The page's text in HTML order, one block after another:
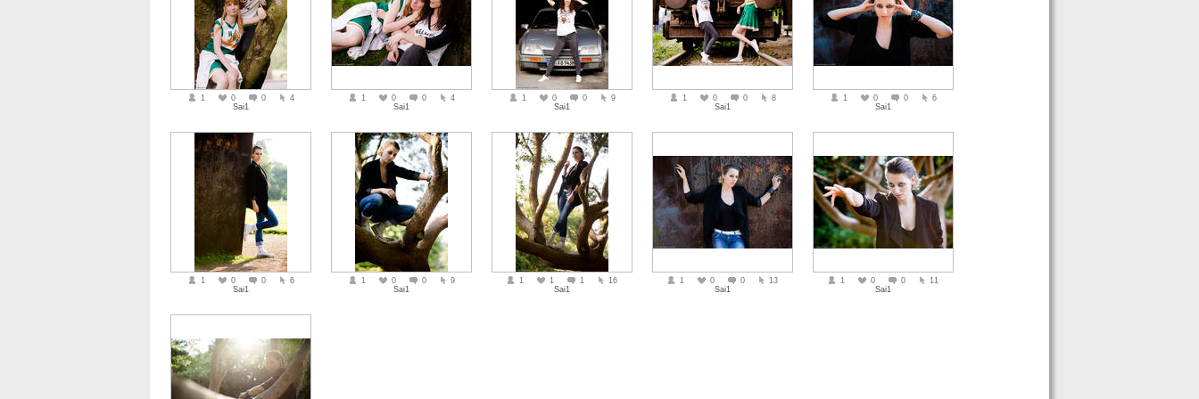
1 0 0
4
Sai1
1 0 0
4
Sai1
1 0 0
9
Sai1
1 0 0
8
Sai1
1 0 0
6
Sai1
1 0 0
6
Sai1
1 0 0
9
Sai1
1 1 1
16
Sai1
1 0 0
13
Sai1
1 0 0
11
Sai1